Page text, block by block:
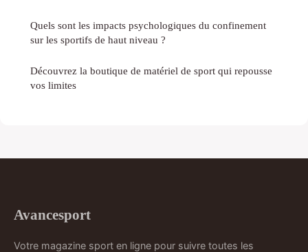
Quels sont les impacts psychologiques du confinement
sur les sportifs de haut niveau ?
Découvrez la boutique de matériel de sport qui repousse
vos limites
Avancesport
Votre magazine sport en ligne pour suivre toutes les